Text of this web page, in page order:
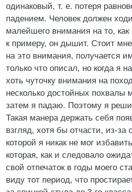
одинаковый, т. е. потеря
падением. Человек должен
малейшего внимания на то,
к примеру, он дышит. Стоит
на это внимания, получается
только что описал, но когда я
хоть чуточку внимания на
несколько достойных похвалы
затем я падаю. Поэтому я
Такая манера держать себя
взгляд, хотя бы отчасти, из-за
которой я никак не мог
которая, как и следовало
свой отпечаток в годы моего
виду тот период, что